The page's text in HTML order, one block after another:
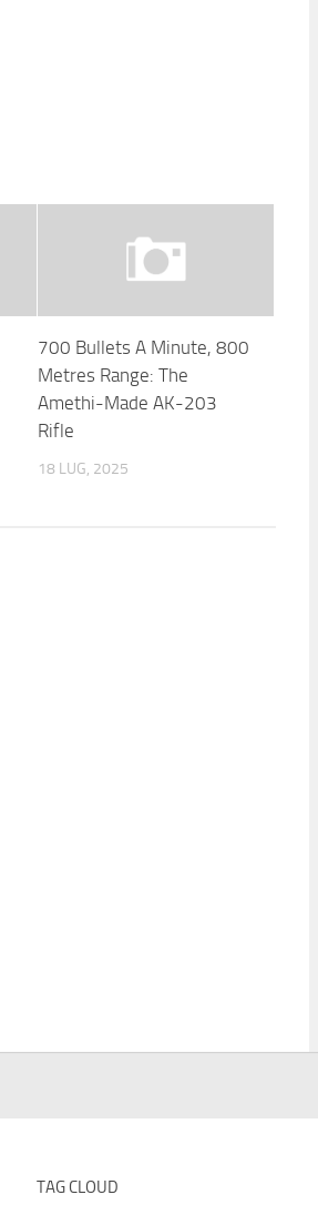
700 Bullets A Minute, 800
Metres Range: The
Amethi-Made AK-203
Rifle
18 LUG, 2025
TAG CLOUD